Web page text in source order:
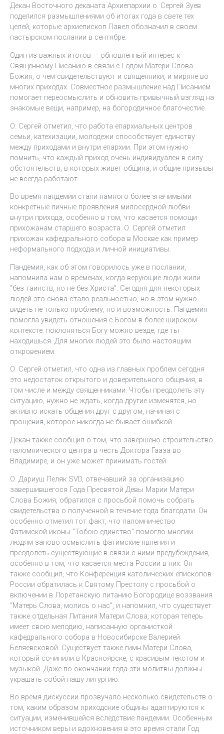
Декан Восточного деканата Архиепархии о. Сергей Зуев
поделился размышлениями об итогах года в свете тех
целей, которые архиепископ Павел обозначил в своем
пастырском послании в сентябре.
Один из важных итогов — обновленный интерес к
Священному Писанию в связи с Годом Матери Слова
Божия, о чем свидетельствуют и священники, и миряне во
многих приходах. Совместное размышление над Писанием
помогает переосмыслить и обновить привычный взгляд на
знакомые вещи, например, на богородичное благочестие.
О. Сергей отметил, что работа епархиальных центров
семьи, катехизации, молодежи способствует единству
между приходами и внутри епархии. При этом нужно
помнить, что каждый приход очень индивидуален в силу
обстоятельств, в которых живет община, и общие призывы
не всегда работают.
Во время пандемии стали намного более значимыми
конкретные личные проявления милосердной любви
внутри прихода, особенно в том, что касается помощи
прихожанам старшего возраста. О. Сергей отметил
прихожан кафедрального собора в Москве как пример
неформального подхода и личной инициативы.
Пандемия, как об этом говорилось уже в послании,
напомнила нам о временах, когда верующие люди жили
“без таинств, но не без Христа”. Сегодня для некоторых
людей это снова стало реальностью, но в этом нужно
видеть не только проблему, но и возможность. Пандемия
помогла увидеть отношения с Богом в более широком
контексте: поклоняться Богу можно везде, где ты
находишься. Для многих людей это было настоящим
откровением.
О. Сергей отметил, что одна из главных проблем сегодня
это недостаток открытого и доверительного общения, в
том числе и между священниками. Чтобы преодолеть эту
ситуацию, нужно не ждать, когда другие изменятся, но
активно искать общения друг с другом, начиная с
прощения, которое никогда не бывает ошибкой.
Декан также сообщил о том, что завершено строительство
паломнического центра в честь Доктора Гааза во
Владимире, и он уже может принимать гостей.
О. Дариуш Пеляк SVD, отвечавший за организацию
завершившегося Года Пресвятой Девы Марии Матери
Слова Божия, обратился с просьбой помочь собрать
свидетельства о полученной в течение года благодати. Он
особенно отметил тот факт, что паломничество
Фатимской иконы “Тобою единство” помогло многим
людям заново осмыслить фатимские явления и
преодолеть существующие в связи с ними предубеждения,
особенно в том, что касается места России в них. Он
также сообщил, что Конференция католических епископов
России обратилась к Святому Престолу с просьбой о
включении в Лоретанскую литанию Богородице воззвания
“Матерь Слова, молись о нас”, и напомнил, что существует
также отдельная Литания Матери Слова, которая теперь
имеет свою мелодию, написанную органисткой
кафедрального собора в Новосибирске Валерией
Беляевсковой. Существует также гимн Матери Слова,
который сочинили в Красноярске, с красивым текстом и
музыкой. Даже по окончании года эти молитвы должны
украшать собой нашу литургию.
Во время дискуссии прозвучало несколько свидетельств о
том, каким образом приходские общины адаптируются к
ситуации, изменившейся вследствие пандемии. Особенным
источником веры и вдохновения в это время стали Год